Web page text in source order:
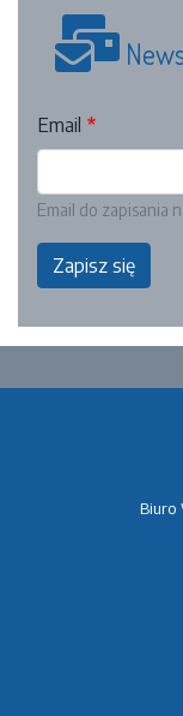
Email
Email do zapisania
Zapisz się
Biuro